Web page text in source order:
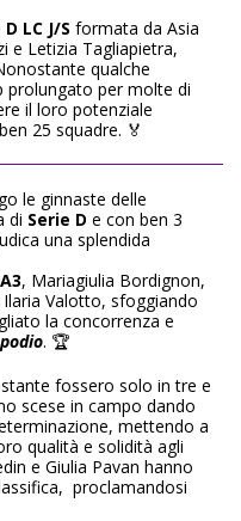
D LC J/S formata da Asia
e Letizia Tagliapietra,
qualche
prolungato per molte di
il loro potenziale
25 squadre. 🏅
le ginnaste delle
di Serie D e con ben 3
una splendida
, Mariagiulia Bordignon,
Valotto, sfoggiando
la concorrenza e
. 🏆
fossero solo in tre e
scese in campo dando
mettendo a
qualità e solidità agli
e Giulia Pavan hanno
proclamandosi